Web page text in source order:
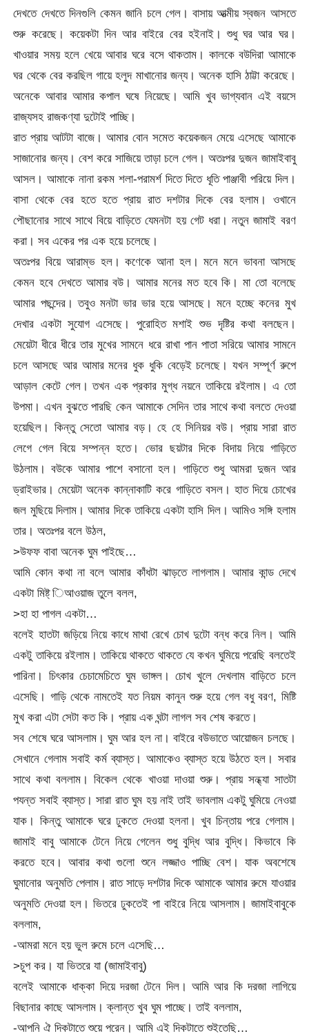
দেখতে দেখতে দিনগুলি কেমন জানি চলে গেল। বাসায় আত্মীয় স্বজন আসতে
শুরু করেছে। কয়েকটা দিন আর বাইরে বের হইনাই। শুধু ঘর আর ঘর।
খাওয়ার সময় হলে খেয়ে আবার ঘরে বসে থাকতাম। কালকে বউদিরা আমাকে
ঘর থেকে বের করছিল গায়ে হলুদ মাখানোর জন্য। অনেক হাসি ঠাট্টা করেছে।
অনেকে আবার আমার কপাল ঘষে নিয়েছে। আমি খুব ভাগ্যবান এই বয়সে
রাজ্যসহ রাজকণ্যা দুটোই পাচ্ছি।
রাত প্রায় আটটা বাজে। আমার বোন সমেত কয়েকজন মেয়ে এসেছে আমাকে
সাজানোর জন্য। বেশ করে সাজিয়ে তাড়া চলে গেল। অতঃপর দুজন জামাইবাবু
আসল। আমাকে নানা রকম শলা-পরামর্শ দিতে দিতে ধূতি পাঞ্জাবী পরিয়ে দিল।
বাসা থেকে বের হতে হতে প্রায় রাত দশটার দিকে বের হলাম। ওখানে
পৌছানোর সাথে সাথে বিয়ে বাড়িতে যেমনটা হয় গেট ধরা। নতুন জামাই বরণ
করা। সব একের পর এক হয়ে চলেছে।
অতঃপর বিয়ে আরাম্ভ হল। কণেকে আনা হল। মনে মনে ভাবনা আসছে
কেমন হবে দেখতে আমার বউ। আমার মনের মত হবে কি। মা তো বলেছে
আমার পছন্দের। তবুও মনটা ভার ভার হয়ে আসছে। মনে হচ্ছে কনের মুখ
দেখার একটা সুযোগ এসেছে। পুরোহিত মশাই শুভ দৃষ্টির কথা বলছেন।
মেয়েটা ধীরে ধীরে তার মুখের সামনে ধরে রাখা পান পাতা সরিয়ে আমার সামনে
চলে আসছে আর আমার মনের ধুক ধুকি বেড়েই চলেছে। যখন সম্পূর্ণ রুপে
আড়াল কেটে গেল। তখন এক প্রকার মুগ্ধ নয়নে তাকিয়ে রইলাম। এ তো
উপমা। এখন বুঝতে পারছি কেন আমাকে সেদিন তার সাথে কথা বলতে দেওয়া
হয়েছিল। কিন্তু সেতো আমার বড়। হে হে সিনিয়র বউ। প্রায় সারা রাত
লেগে গেল বিয়ে সম্পন্ন হতে। ভোর ছয়টার দিকে বিদায় নিয়ে গাড়িতে
উঠলাম। বউকে আমার পাশে বসানো হল। গাড়িতে শুধু আমরা দুজন আর
ড্রাইভার। মেয়েটা অনেক কান্নাকাটি করে গাড়িতে বসল। হাত দিয়ে চোখের
জল মুছিয়ে দিলাম। আমার দিকে তাকিয়ে একটা হাসি দিল। আমিও সঙ্গি হলাম
তার। অতঃপর বলে উঠল,
>উফফ বাবা অনেক ঘুম পাইছে…
আমি কোন কথা না বলে আমার কাঁধটা ঝাড়তে লাগলাম। আমার কান্ড দেখে
একটা মিষ্ট্ িআওয়াজ তুলে বলল,
>হা হা পাগল একটা…
বলেই হাতটা জড়িয়ে নিয়ে কাধে মাথা রেখে চোখ দুটো বন্ধ করে নিল। আমি
একটু তাকিয়ে রইলাম। তাকিয়ে থাকতে থাকতে যে কখন ঘুমিয়ে পরেছি বলতেই
পারিনা। চিৎকার চেচামেচিতে ঘুম ভাঙ্গল। চোখ খুলে দেখলাম বাড়িতে চলে
এসেছি। গাড়ি থেকে নামতেই যত নিয়ম কানুন শুরু হয়ে গেল বধু বরণ, মিষ্টি
মুখ করা এটা সেটা কত কি। প্রায় এক ঘন্টা লাগল সব শেষ করতে।
সব শেষে ঘরে আসলাম। ঘুম আর হল না। বাইরে বউভাতে আয়োজন চলছে।
সেখানে গেলাম সবাই কর্ম ব্যাস্ত। আমাকেও ব্যাস্ত হয়ে উঠতে হল। সবার
সাথে কথা বললাম। বিকেল থেকে খাওয়া দাওয়া শুরু। প্রায় সন্ধ্যা সাতটা
পযন্ত সবাই ব্যাস্ত। সারা রাত ঘুম হয় নাই তাই ভাবলাম একটু ঘুমিয়ে নেওয়া
যাক। কিন্তু আমাকে ঘরে ঢুকতে দেওয়া হলনা। খুব চিন্তায় পরে গেলাম।
জামাই বাবু আমাকে টেনে নিয়ে গেলেন শুধু বুদ্ধি আর বুদ্ধি। কিভাবে কি
করতে হবে। আবার কথা গুলো শুনে লজ্জাও পাচ্ছি বেশ। যাক অবশেষে
ঘুমানোর অনুমতি পেলাম। রাত সাড়ে দশটার দিকে আমাকে আমার রুমে যাওয়ার
অনুমতি দেওয়া হল। ভিতরে ঢুকতেই পা বাইরে নিয়ে আসলাম। জামাইবাবুকে
বললাম,
-আমরা মনে হয় ভুল রুমে চলে এসেছি…
>চুপ কর। যা ভিতরে যা (জামাইবাবু)
বলেই আমাকে ধাক্কা দিয়ে দরজা টেনে দিল। আমি আর কি দরজা লাগিয়ে
বিছানার কাছে আসলাম। ক্লান্ত খুব ঘুম পাচ্ছে। তাই বললাম,
-আপনি ঐ দিকটাতে শুয়ে পরেন। আমি এই দিকটাতে শুইতেছি…